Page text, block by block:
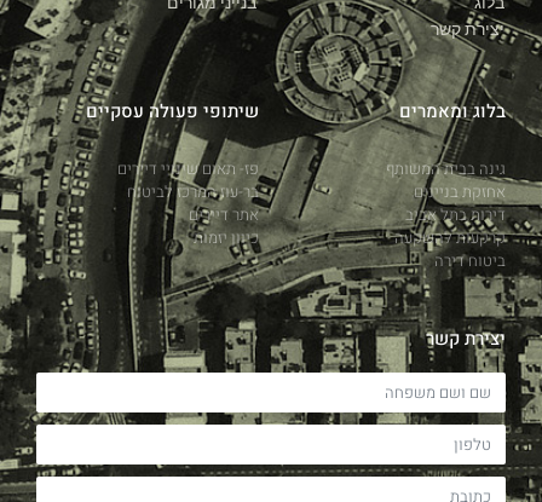
יצירת קשר
בלוג ומאמרים
גינה בבית המשותף
אחזקת בניינים
דירות בתל אביב
קרקעות להשקעה
ביטוח דירה
שיתופי פעולה עסקיים
פז- תאום שינויי דיירים
בר-עוז המרכז לביטוח
אתר דיירים
כיוון יזמות
יצירת קשר